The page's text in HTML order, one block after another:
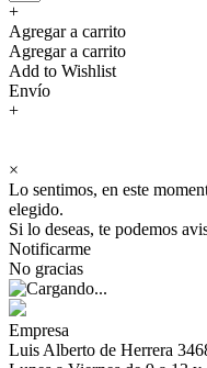
+
Agregar a carrito
Agregar a carrito
Add to Wishlist
Envío
+
×
Lo sentimos, en este
elegido.
Si lo deseas, te podemos
Notificarme
No gracias
Empresa
Luis Alberto de Herrera